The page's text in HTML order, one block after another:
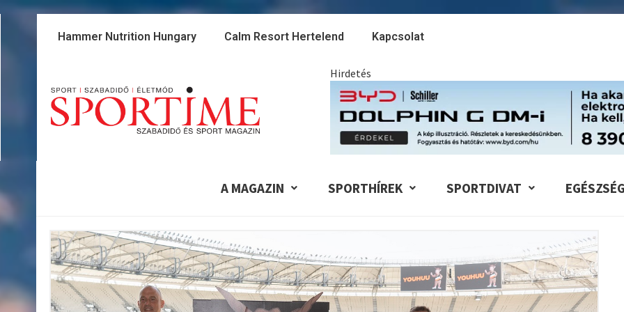
Skip
Hammer Nutrition Hungary Calm Resort Hertelend Kapcsolat
Hirdetés
A MAGAZIN SPORTHÍREK SPORTDIVAT EGÉSZSÉG